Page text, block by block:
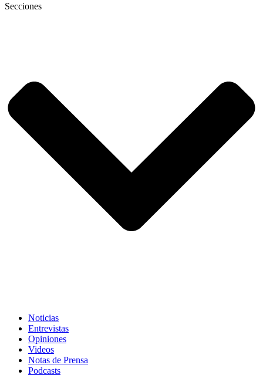
Secciones
Noticias
Entrevistas
Opiniones
Videos
Notas de Prensa
Podcasts